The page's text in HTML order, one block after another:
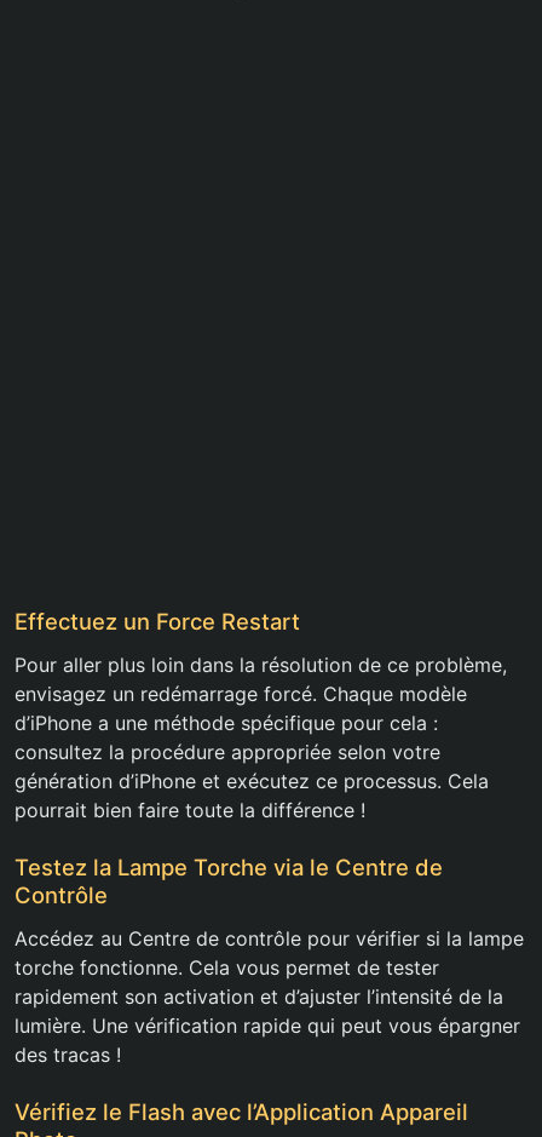
Effectuez un Force Restart
Pour aller plus loin dans la résolution de ce problème,
envisagez un redémarrage forcé. Chaque modèle
d’iPhone a une méthode spécifique pour cela :
consultez la procédure appropriée selon votre
génération d’iPhone et exécutez ce processus. Cela
pourrait bien faire toute la différence !
Testez la Lampe Torche via le Centre de
Contrôle
Accédez au Centre de contrôle pour vérifier si la lampe
torche fonctionne. Cela vous permet de tester
rapidement son activation et d’ajuster l’intensité de la
lumière. Une vérification rapide qui peut vous épargner
des tracas !
Vérifiez le Flash avec l’Application Appareil